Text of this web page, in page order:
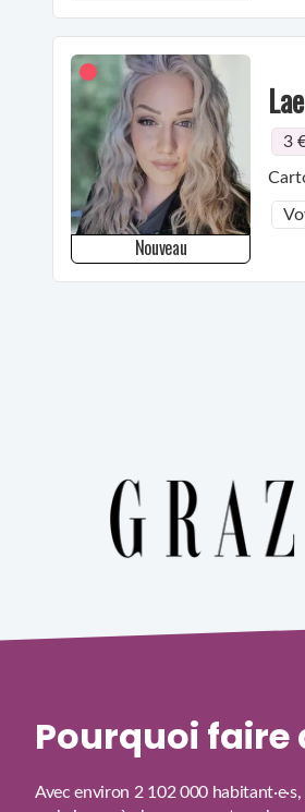
Nouveau
3
Pourquoi faire
Avec environ 2 102 000